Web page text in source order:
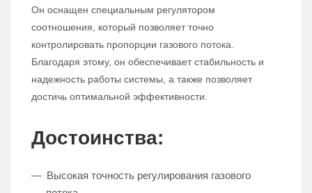
Он оснащен специальным регулятором
соотношения, который позволяет точно
контролировать пропорции газового потока.
Благодаря этому, он обеспечивает стабильность и
надежность работы системы, а также позволяет
достичь оптимальной эффективности.
Достоинства:
Высокая точность регулирования газового